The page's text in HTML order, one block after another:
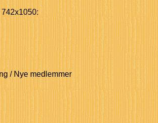
/ Nye medlemmer